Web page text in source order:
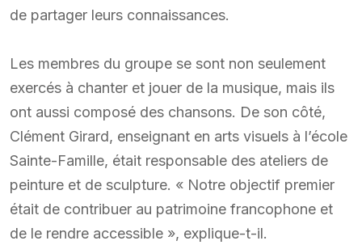
de partager leurs connaissances.
Les membres du groupe se sont non seulement
exercés à chanter et jouer de la musique, mais ils
ont aussi composé des chansons. De son côté,
Clément Girard, enseignant en arts visuels à l’école
Sainte-Famille, était responsable des ateliers de
peinture et de sculpture. « Notre objectif premier
était de contribuer au patrimoine francophone et
de le rendre accessible », explique-t-il.